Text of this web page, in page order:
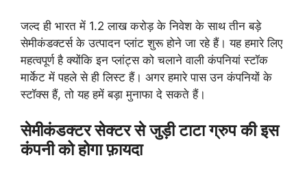
जल्द ही भारत में 1.2 लाख करोड़ के निवेश के साथ तीन बड़े
सेमीकंडक्टर्स के उत्पादन प्लांट शुरू होने जा रहे हैं। यह हमारे लिए
महत्वपूर्ण है क्योंकि इन प्लांट्स को चलाने वाली कंपनियां स्टॉक
मार्केट में पहले से ही लिस्ट हैं। अगर हमारे पास उन कंपनियों के
स्टॉक्स हैं, तो यह हमें बड़ा मुनाफा दे सकते हैं।
सेमीकंडक्टर सेक्टर से जुड़ी टाटा ग्रुप की इस
कंपनी को होगा फ़ायदा